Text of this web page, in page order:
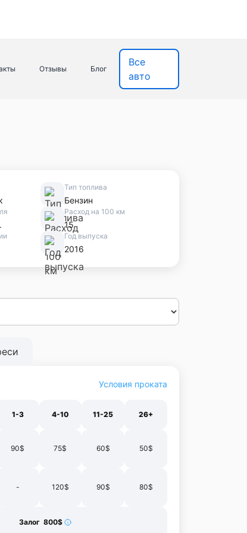
Отзывы Блог
Все
авто
Тип топлива
Бензин
Расход на 100 км
15
Год выпуска
2016
Условия проката
1-3 4-10 11-25 26+
90$ 75$ 60$ 50$
- 120$ 90$ 80$
Залог 800$